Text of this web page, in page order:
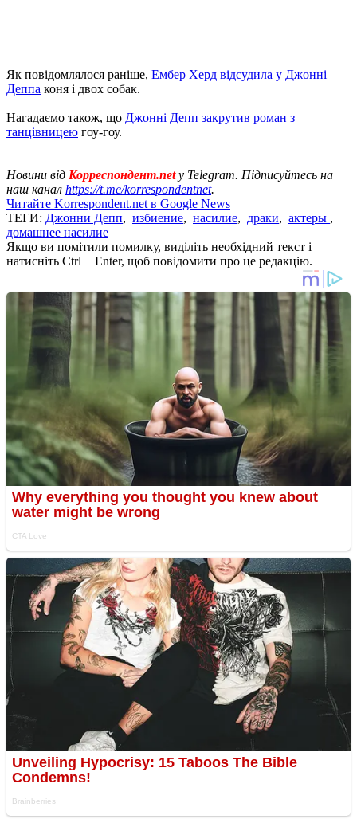
Як повідомлялося раніше, Ембер Херд відсудила у Джонні
Деппа коня і двох собак.
Нагадаємо також, що Джонні Депп закрутив роман з
танцівницею гоу-гоу.
Новини від Корреспондент.net у Telegram. Підписуйтесь на
наш канал https://t.me/korrespondentnet.
Читайте Korrespondent.net в Google News
ТЕГИ: Джонни Депп, избиение, насилие, драки, актеры ,
домашнее насилие
Якщо ви помітили помилку, виділіть необхідний текст і
натисніть Ctrl + Enter, щоб повідомити про це редакцію.